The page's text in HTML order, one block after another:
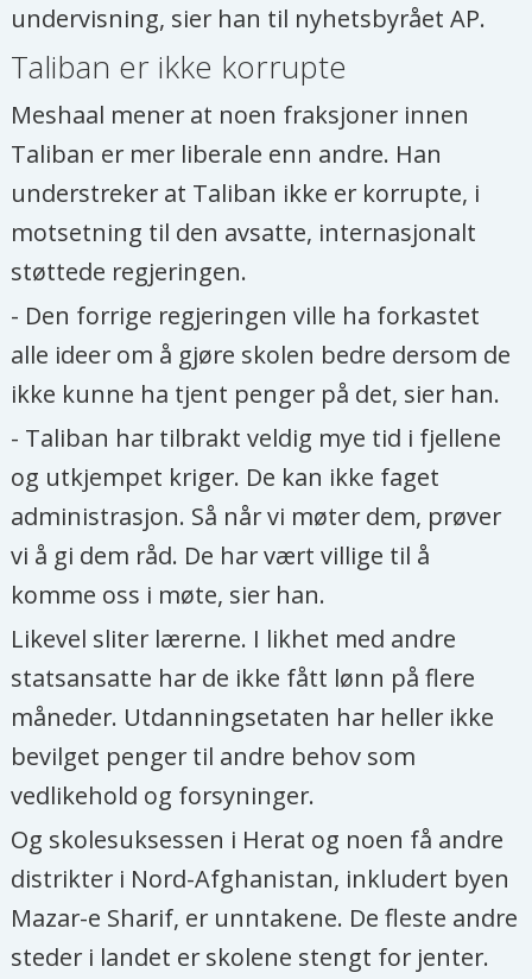
undervisning, sier han til nyhetsbyrået AP.
Taliban er ikke korrupte
Meshaal mener at noen fraksjoner innen
Taliban er mer liberale enn andre. Han
understreker at Taliban ikke er korrupte, i
motsetning til den avsatte, internasjonalt
støttede regjeringen.
- Den forrige regjeringen ville ha forkastet
alle ideer om å gjøre skolen bedre dersom de
ikke kunne ha tjent penger på det, sier han.
- Taliban har tilbrakt veldig mye tid i fjellene
og utkjempet kriger. De kan ikke faget
administrasjon. Så når vi møter dem, prøver
vi å gi dem råd. De har vært villige til å
komme oss i møte, sier han.
Likevel sliter lærerne. I likhet med andre
statsansatte har de ikke fått lønn på flere
måneder. Utdanningsetaten har heller ikke
bevilget penger til andre behov som
vedlikehold og forsyninger.
Og skolesuksessen i Herat og noen få andre
distrikter i Nord-Afghanistan, inkludert byen
Mazar-e Sharif, er unntakene. De fleste andre
steder i landet er skolene stengt for jenter.